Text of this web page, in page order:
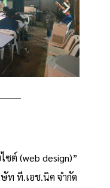
ซต์ (web design)”
ท ที.เอช.นิค จำกัด